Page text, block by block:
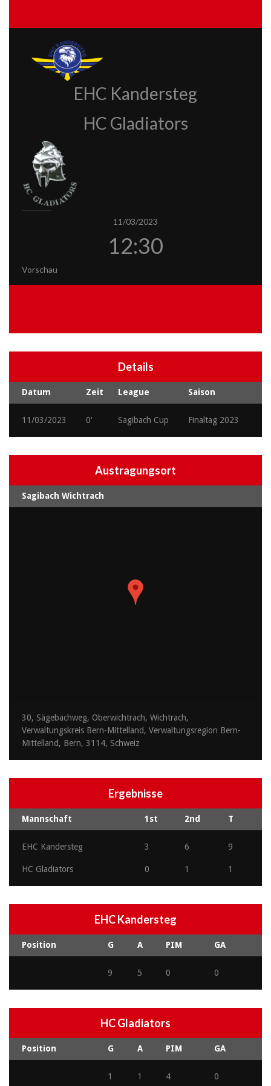
EHC Kandersteg
HC Gladiators
11/03/2023
12:30
Vorschau
Details
Datum Zeit League Saison
11/03/2023 0' Sagibach Cup Finaltag 2023
Austragungsort
Sagibach Wichtrach
30, Sägebachweg, Oberwichtrach, Wichtrach,
Verwaltungskreis Bern-Mittelland, Verwaltungsregion Bern-
Mittelland, Bern, 3114, Schweiz
Ergebnisse
Mannschaft 1st 2nd T
EHC Kandersteg 3 6 9
HC Gladiators 0 1 1
EHC Kandersteg
Position G A PIM GA
9 5 0 0
HC Gladiators
Position G A PIM GA
1 1 4 0